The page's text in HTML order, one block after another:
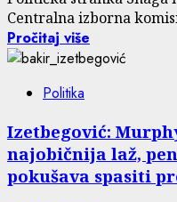
Centralna izborna
Pročitaj više
Politika
Izetbegović:
najobičnija laž,
pokušava spasiti